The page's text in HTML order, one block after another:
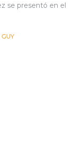
se presentó en el